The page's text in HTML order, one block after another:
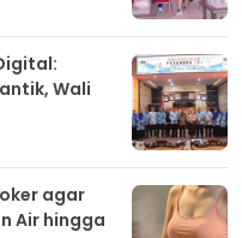
Wali
agar
Air hingga